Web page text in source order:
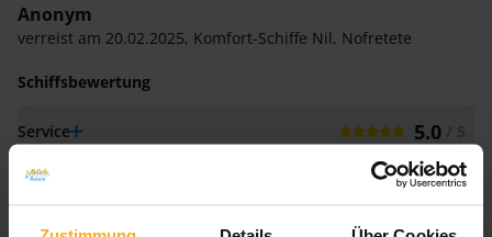
Anonym
verreist am 20.02.2025, Komfort-Schiffe Nil, Nofretete
Schiffsbewertung
Service 5.0
Verpflegung 5.0 / 5
Unterhaltung